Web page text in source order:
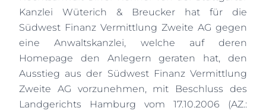
Kanzlei Wüterich & Breucker hat für die
Südwest Finanz Vermittlung Zweite AG gegen
eine Anwaltskanzlei, welche auf deren
Homepage den Anlegern geraten hat, den
Ausstieg aus der Südwest Finanz Vermittlung
Zweite AG vorzunehmen, mit Beschluss des
Landgerichts Hamburg vom 17.10.2006 (AZ.: